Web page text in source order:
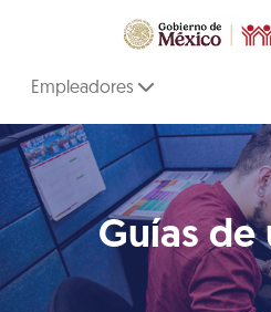
Empleadores
Guías de